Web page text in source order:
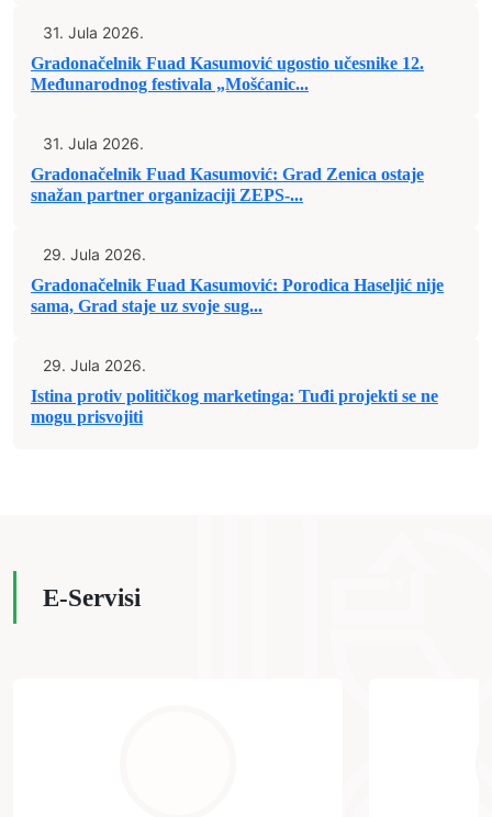
31. Jula 2026.
Gradonačelnik Fuad Kasumović ugostio učesnike 12.
Međunarodnog festivala „Mošćanic...
31. Jula 2026.
Gradonačelnik Fuad Kasumović: Grad Zenica ostaje
snažan partner organizaciji ZEPS-...
29. Jula 2026.
Gradonačelnik Fuad Kasumović: Porodica Haseljić nije
sama, Grad staje uz svoje sug...
29. Jula 2026.
Istina protiv političkog marketinga: Tuđi projekti se ne
mogu prisvojiti
E-Servisi